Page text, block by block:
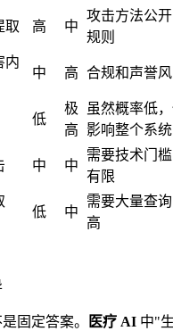
取 高 中
攻击方法公
规则
内
中 高 合规和声誉
低
极
高
虽然概率低
影响整个系统
中 中
需要技术门
有限
低 中
需要大量查
高
固定答案。 医疗 AI 中"